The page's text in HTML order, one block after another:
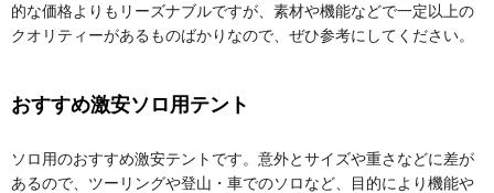
的な価格よりもリーズナブルですが、素材や機能などで一定以上の
クオリティーがあるものばかりなので、ぜひ参考にしてください。
おすすめ激安ソロ用テント
ソロ用のおすすめ激安テントです。意外とサイズや重さなどに差が
あるので、ツーリングや登山・車でのソロなど、目的により機能や